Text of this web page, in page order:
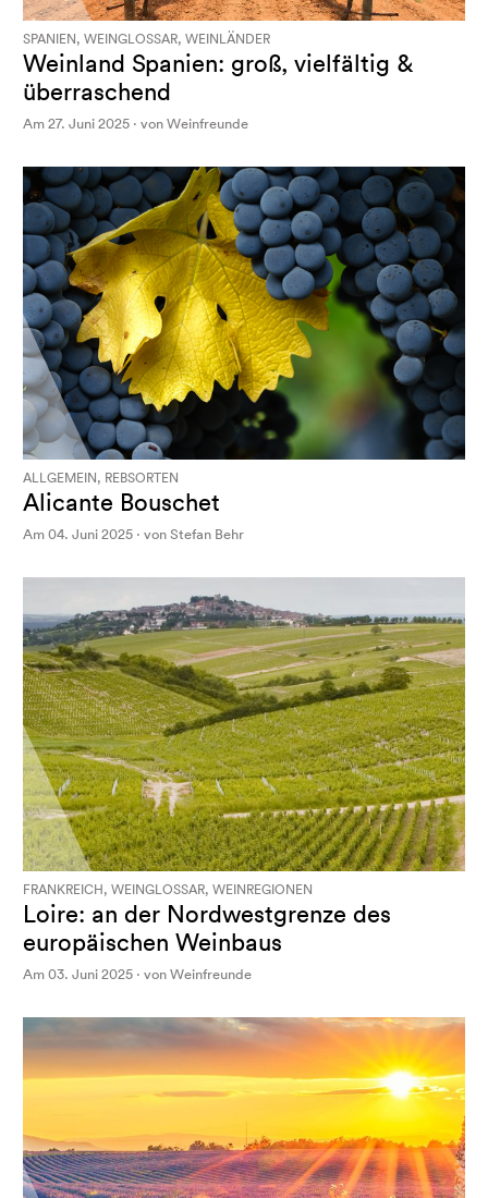
SPANIEN, WEINGLOSSAR, WEINLÄNDER
Weinland Spanien: groß, vielfältig &
überraschend
Am 27. Juni 2025 · von Weinfreunde
ALLGEMEIN, REBSORTEN
Alicante Bouschet
Am 04. Juni 2025 · von Stefan Behr
FRANKREICH, WEINGLOSSAR, WEINREGIONEN
Loire: an der Nordwestgrenze des
europäischen Weinbaus
Am 03. Juni 2025 · von Weinfreunde